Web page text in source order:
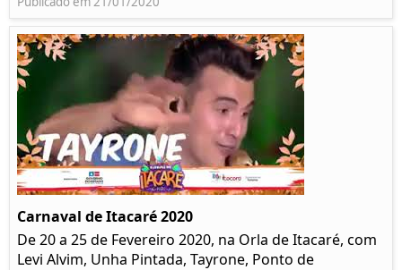
Carnaval de Itacaré 2020
De 20 a 25 de Fevereiro 2020, na Orla de Itacaré, com
Levi Alvim, Unha Pintada, Tayrone, Ponto de